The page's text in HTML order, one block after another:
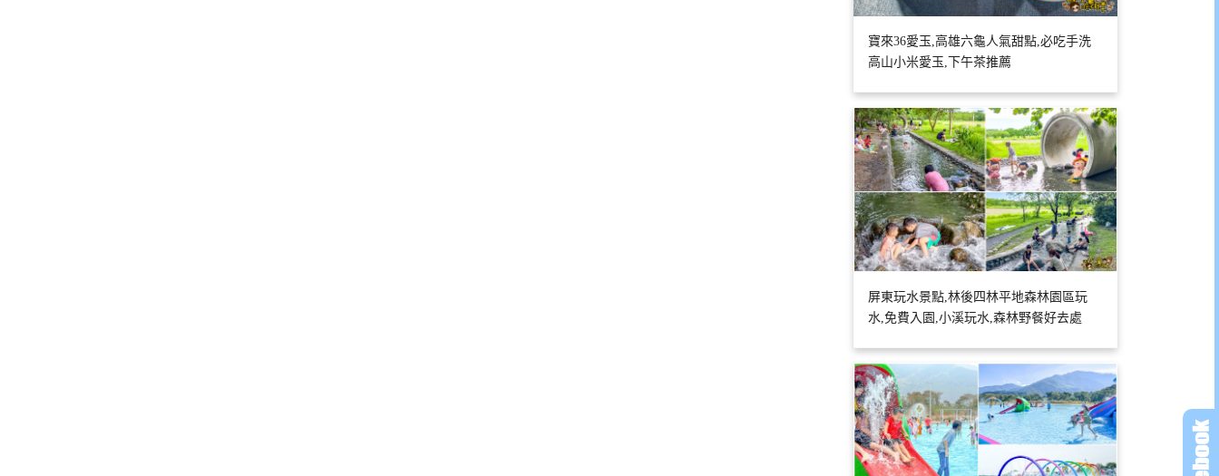
寶來36愛玉,高雄六龜人氣甜點,必吃手洗
高山小米愛玉,下午茶推薦
屏東玩水景點,林後四林平地森林園區玩
水,免費入園,小溪玩水,森林野餐好去處